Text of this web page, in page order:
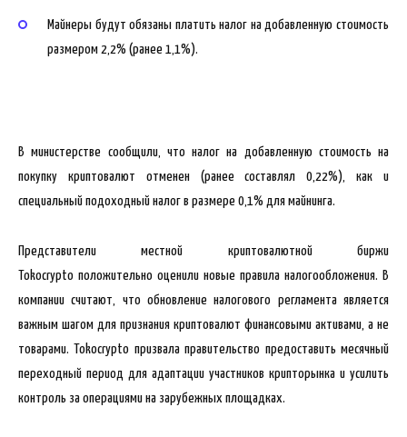
Майнеры будут обязаны платить налог на добавленную стоимость
размером 2,2% (ранее 1,1%).
В министерстве сообщили, что налог на добавленную стоимость на
покупку криптовалют отменен (ранее составлял 0,22%), как и
специальный подоходный налог в размере 0,1% для майнинга.
Представители местной криптовалютной биржи
Tokocrypto положительно оценили новые правила налогообложения. В
компании считают, что обновление налогового регламента является
важным шагом для признания криптовалют финансовыми активами, а не
товарами. Tokocrypto призвала правительство предоставить месячный
переходный период для адаптации участников крипторынка и усилить
контроль за операциями на зарубежных площадках.